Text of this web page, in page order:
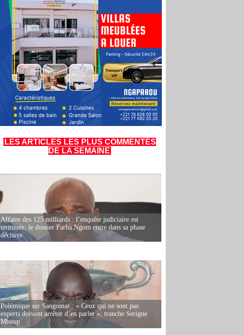
LES ARTICLES LES PLUS COMMENTÉS
DE LA SEMAINE
Affaire des 125 milliards : l’enquête judiciaire est
terminée, le dossier Farba Ngom entre dans sa phase
décisive
Polémique sur Sangomar : « Ceux qui ne sont pas
experts doivent arrêter d’en parler », tranche Serigne
Mboup